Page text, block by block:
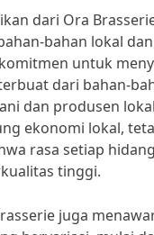
dari Ora
bahan lokal
untuk
dari bahan-
dan produsen
ekonomi lokal,
rasa setiap
tinggi.
juga